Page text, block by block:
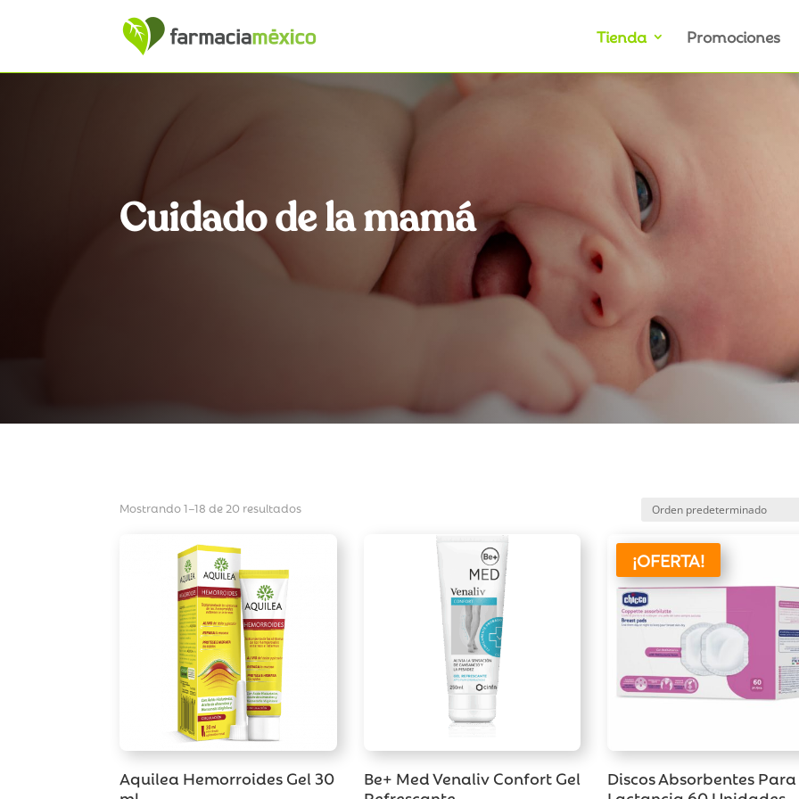
Tienda Promociones
Cuidado de la mamá
Mostrando 1–18 de 20 resultados
Aquilea Hemorroides Gel 30
Be+ Med Venaliv Confort Gel
¡OFERTA!
Discos Absorbentes Para